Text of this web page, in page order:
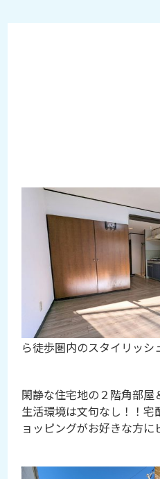
2023-11-27
インターネット
トクロスがお洒
アパート【ワン
本日のご紹介は新規当社
ら徒歩圏内のスタイリッ
閑静な住宅地の２階角部屋
生活環境は文句なし！！
ョッピングがお好きな方